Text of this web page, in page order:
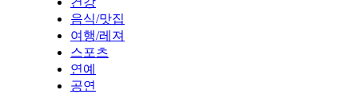
음식/맛집
여행/레져
스포츠
연예
공연